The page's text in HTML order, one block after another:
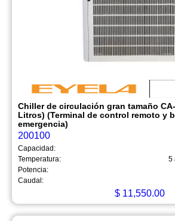
Chiller de circulación gran tamaño
Litros) (Terminal de control remoto y
emergencia)
200100
Capacidad:
Temperatura:
5
Potencia:
Caudal:
$ 11,550.00